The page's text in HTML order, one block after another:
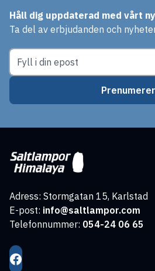
Håll dig uppdaterad med vårt
Ta del av erbjudanden och
Adress: Stormgatan 15, Karlstad
E-post: info@saltlampor.com
Telefonnummer: 054-24 06 65